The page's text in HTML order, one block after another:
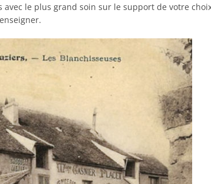
le plus grand soin sur le support de votre